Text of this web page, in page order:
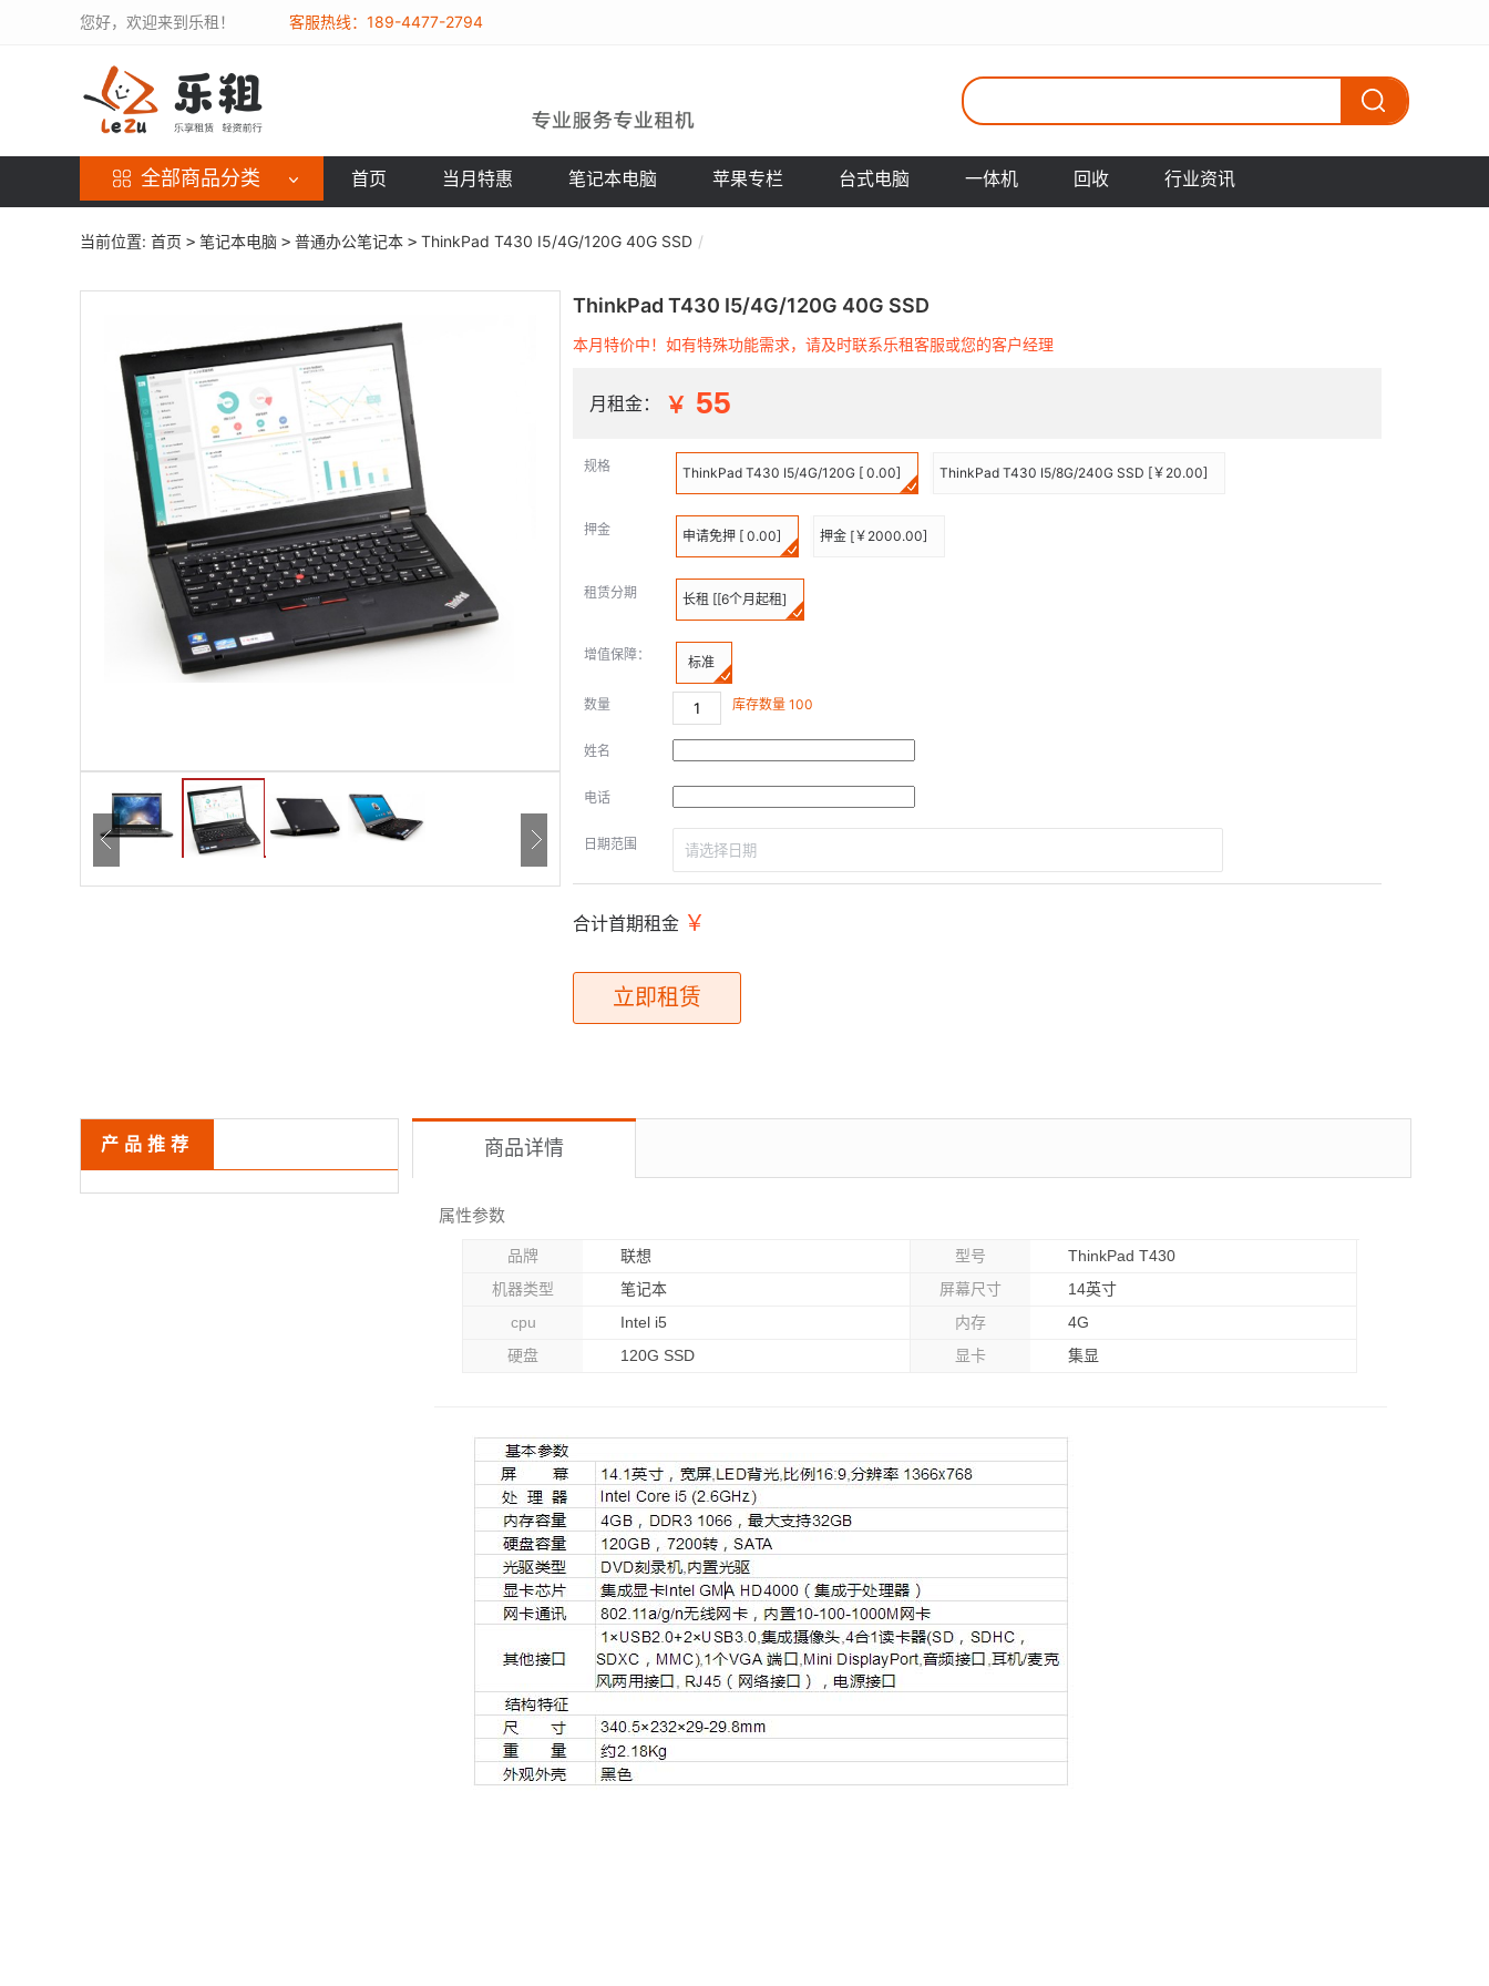
您好，欢迎来到乐租！ 客服热线：189-4477-2794
全部商品分类 首页 当月特惠 笔记本电脑 苹果专栏 台式电脑 一体机 回收 行业资讯
当前位置: 首页 > 笔记本电脑 > 普通办公笔记本 > ThinkPad T430 I5/4G/120G 40G SSD
ThinkPad T430 I5/4G/120G 40G SSD
本月特价中！如有特殊功能需求，请及时联系乐租客服或您的客户经理
月租金： 55
规格 ThinkPad T430 I5/4G/120G [ 0.00] ThinkPad T430 I5/8G/240G SSD [￥20.00]
押金 申请免押 [ 0.00] 押金 [￥2000.00]
租赁分期 长租 [[6个月起租]
增值保障： 标准
数量 库存数量 100
姓名
电话
日期范围
合计首期租金
立即租赁
产品推荐 商品详情
属性参数
联想
品牌 ThinkPad T430
型号
笔记本
机器类型 14英寸
屏幕尺寸
Intel i5
cpu 4G
内存
120G SSD
硬盘 集显
显卡